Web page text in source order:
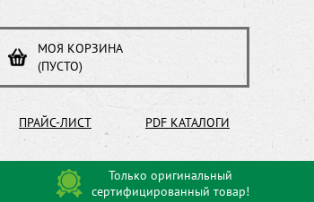
МОЯ КОРЗИНА
(ПУСТО)
ПРАЙС-ЛИСТ PDF КАТАЛОГИ
Только оригинальный
сертифицированный товар!